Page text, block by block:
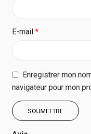
E-mail *
Enregistrer mon
navigateur pour mon